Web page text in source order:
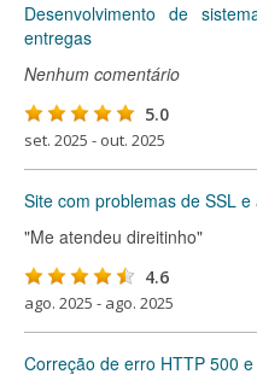
Desenvolvimento de
entregas
Nenhum comentário
5.0
set. 2025 - out. 2025
Site com problemas de SSL e
"Me atendeu direitinho"
4.6
ago. 2025 - ago. 2025
Correção de erro HTTP 500